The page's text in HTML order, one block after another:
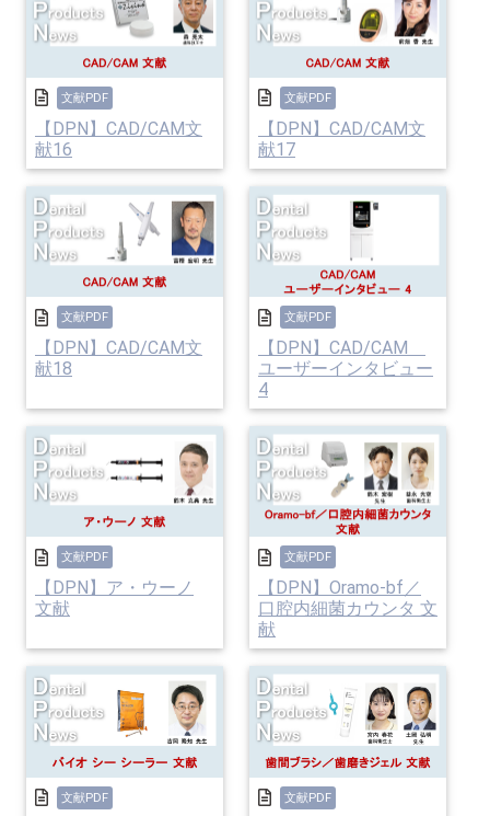
文献PDF
【DPN】CAD/CAM文
献16
文献PDF
【DPN】CAD/CAM文
献17
文献PDF
【DPN】CAD/CAM文
献18
文献PDF
【DPN】CAD/CAM
ユーザーインタビュー
4
文献PDF
【DPN】ア・ウーノ
文献
文献PDF
【DPN】Oramo-bf／
口腔内細菌カウンタ 文
献
文献PDF 文献PDF